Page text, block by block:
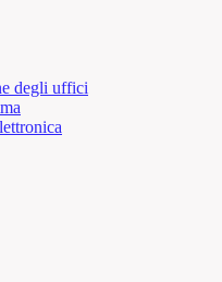
degli uffici